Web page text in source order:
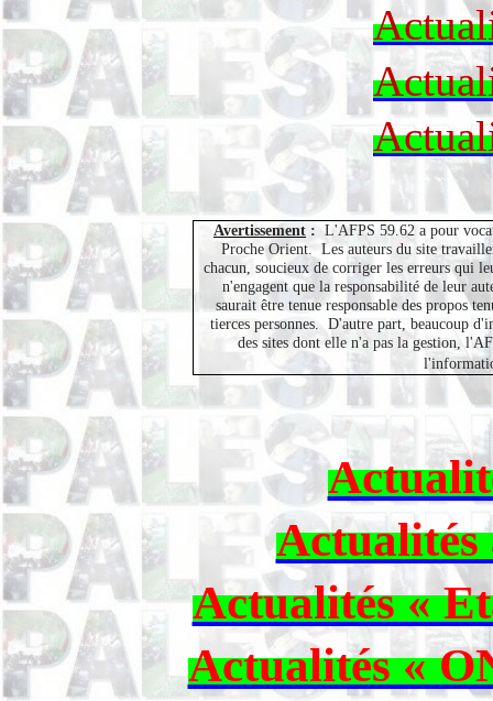
Avertissement : L'AFPS 59.62 a pour
Proche Orient. Les auteurs du site
chacun, soucieux de corriger les erreurs qui
n'engagent que la responsabilité de leur
saurait être tenue responsable des propos
tierces personnes. D'autre part, beaucoup
des sites dont elle n'a pas la gestion,
Actualités
Actualités «
Actualités «